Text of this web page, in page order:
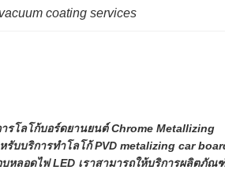
vacuum coating services
รโลโก้บอร์ดยานยนต์ Chrome Metallizing
บบริการทำโลโก้ PVD metalizing car
หลอดไฟ LED เราสามารถให้บริการผลิตภัณ